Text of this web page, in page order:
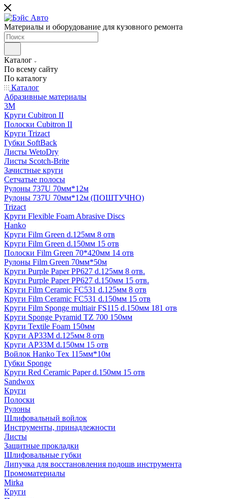
Материалы и оборудование для кузовного ремонта
Каталог
По всему сайту
По каталогу
Каталог
Абразивные материалы
3M
Круги Cubitron II
Полоски Cubitron II
Круги Trizact
Губки SoftBack
Листы WetoDry
Листы Scotch-Brite
Зачистные круги
Сетчатые полосы
Рулоны 737U 70мм*12м
Рулоны 737U 70мм*12м (ПОШТУЧНО)
Trizact
Круги Flexible Foam Abrasive Discs
Hanko
Круги Film Green d.125мм 8 отв
Круги Film Green d.150мм 15 отв
Полоски Film Green 70*420мм 14 отв
Рулоны Film Green 70мм*50м
Круги Purple Paper PP627 d.125мм 8 отв.
Круги Purple Paper PP627 d.150мм 15 отв.
Круги Film Ceramic FC531 d.125мм 8 отв
Круги Film Ceramic FC531 d.150мм 15 отв
Круги Film Sponge multiair FS115 d.150мм 181 отв
Круги Sponge Pyramid TZ 700 150мм
Круги Textile Foam 150мм
Круги AP33M d.125мм 8 отв
Круги AP33M d.150мм 15 отв
Войлок Hanko Tех 115мм*10м
Губки Sponge
Круги Red Ceramic Paper d.150мм 15 отв
Sandwox
Круги
Полоски
Рулоны
Шлифовальный войлок
Инструменты, принадлежности
Листы
Защитные прокладки
Шлифовальные губки
Липучка для восстановления подошв инструмента
Промоматериалы
Mirka
Круги